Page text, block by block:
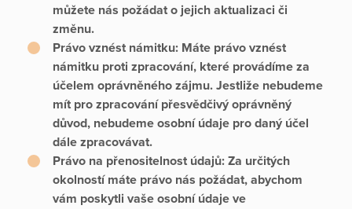
můžete nás požádat o jejich aktualizaci či
změnu.
Právo vznést námitku: Máte právo vznést
námitku proti zpracování, které provádíme za
účelem oprávněného zájmu. Jestliže nebudeme
mít pro zpracování přesvědčivý oprávněný
důvod, nebudeme osobní údaje pro daný účel
dále zpracovávat.
Právo na přenositelnost údajů: Za určitých
okolností máte právo nás požádat, abychom
vám poskytli vaše osobní údaje ve